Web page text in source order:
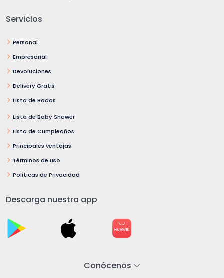
Servicios
Personal
Empresarial
Devoluciones
Delivery Gratis
Lista de Bodas
Lista de Baby Shower
Lista de Cumpleaños
Principales ventajas
Términos de uso
Políticas de Privacidad
Descarga nuestra app
Conócenos